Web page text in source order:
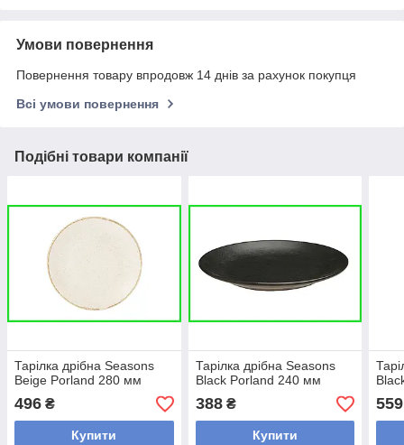
Умови повернення
Повернення товару впродовж 14 днів за рахунок покупця
Всі умови повернення
Подібні товари компанії
Тарілка дрібна Seasons
Beige Porland 280 мм
496 ₴
Купити
Тарілка дрібна Seasons
Black Porland 240 мм
388₴
Купити
559